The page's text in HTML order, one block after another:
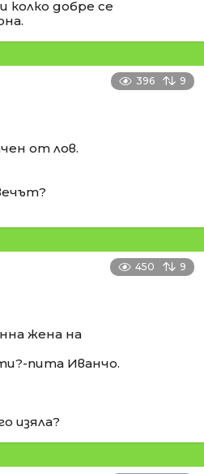
колко добре се
396 9
от лов.
450 9
жена на
пита Иванчо.
изяла?